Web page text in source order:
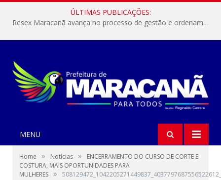
ÚLTIMAS PUBLICAÇÕES:
Resex Maracanã avança no processo de gestão e ordenamento do turismo em nossas áreas protegidas.
MENU
Home » Notícias »
ENCERRAMENTO DO CURSO DE CORTE E
COSTURA, MAIS OPORTUNIDADES PARA
MULHERES »